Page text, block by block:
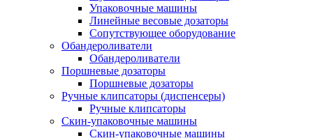
Упаковочные машины
Линейные весовые дозаторы
Сопутствующее оборудование
Обандероливатели
Обандероливатели
Поршневые дозаторы
Поршневые дозаторы
Ручные клипсаторы (диспенсеры)
Ручные клипсаторы
Скин-упаковочные машины
Скин-упаковочные машины